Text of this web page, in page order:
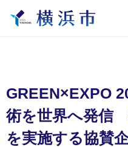
GREEN×EXPO
術を世界へ発信
を実施する協賛